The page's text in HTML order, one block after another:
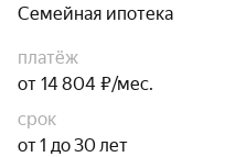
Семейная ипотека
платёж
от 14 804 ₽/мес.
срок
от 1 до 30 лет